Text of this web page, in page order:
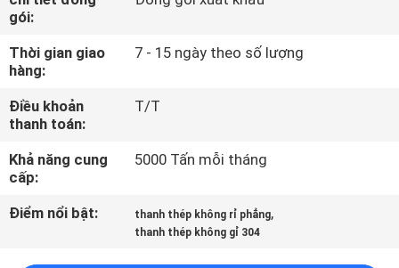
KIỂM
SOÁT
CHẤT
LƯỢNG
gói:
Thời gian giao
hàng:
7 - 15 ngày theo số lượng
Điều khoản
thanh toán:
T/T
Khả năng cung
cấp:
5000 Tấn mỗi tháng
Điểm nổi bật: thanh thép không rỉ phẳng,
thanh thép không gỉ 304